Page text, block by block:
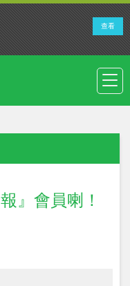
』會員喇！